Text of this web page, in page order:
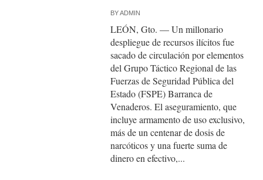
BYADMIN
LEÓN, Gto. — Un millonario
despliegue de recursos ilícitos fue
sacado de circulación por elementos
del Grupo Táctico Regional de las
Fuerzas de Seguridad Pública del
Estado (FSPE) Barranca de
Venaderos. El aseguramiento, que
incluye armamento de uso exclusivo,
más de un centenar de dosis de
narcóticos y una fuerte suma de
dinero en efectivo,...